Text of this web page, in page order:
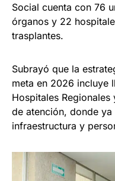
Social cuenta con 76
órganos y 22
trasplantes.
Subrayó que la
meta en 2026 incluye
Hospitales
de atención, donde
infraestructura y